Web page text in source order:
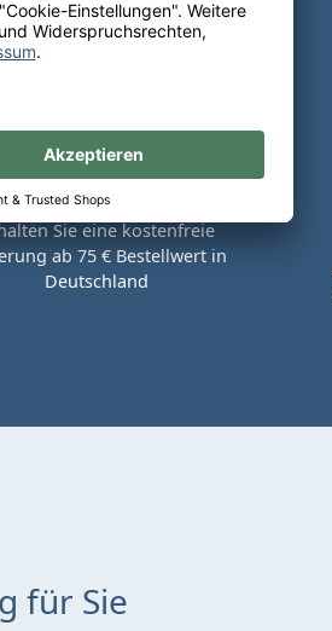
Sie eine kostenfreie
ab 75 € Bestellwert in
Deutschland
für Sie